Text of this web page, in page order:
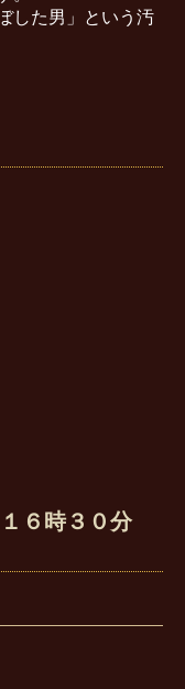
した男」という汚
６時３０分